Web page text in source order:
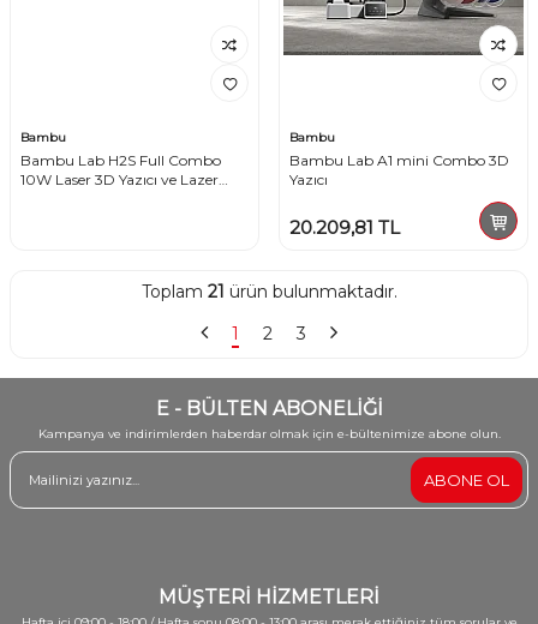
Bambu
Bambu Lab H2S Full Combo
10W Laser 3D Yazıcı ve Lazer
Bambu
Bambu Lab A1 mini Combo 3D
Yazıcı
20.209,81 TL
Toplam 21 ürün bulunmaktadır.
1
2 3
E - BÜLTEN ABONELİĞİ
Kampanya ve indirimlerden haberdar olmak için e-bültenimize abone olun.
ABONE OL
MÜŞTERİ HİZMETLERİ